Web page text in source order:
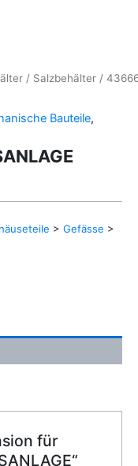
/ Salzbehälter /
Bauteile,
> Gefässe >
für